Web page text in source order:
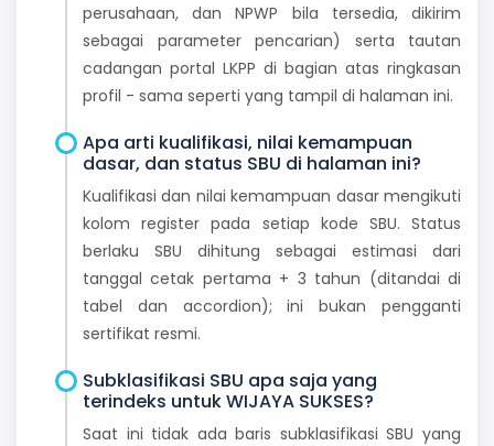
perusahaan, dan NPWP bila tersedia, dikirim
sebagai parameter pencarian) serta tautan
cadangan portal LKPP di bagian atas ringkasan
profil - sama seperti yang tampil di halaman ini.
Apa arti kualifikasi, nilai kemampuan
dasar, dan status SBU di halaman ini?
Kualifikasi dan nilai kemampuan dasar mengikuti
kolom register pada setiap kode SBU. Status
berlaku SBU dihitung sebagai estimasi dari
tanggal cetak pertama + 3 tahun (ditandai di
tabel dan accordion); ini bukan pengganti
sertifikat resmi.
Subklasifikasi SBU apa saja yang
terindeks untuk WIJAYA SUKSES?
Saat ini tidak ada baris subklasifikasi SBU yang